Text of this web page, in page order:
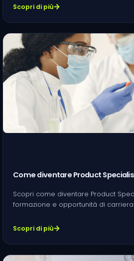
Scopri di più
Come diventare Product
Scopri come diventare Product
formazione e opportunità di
Scopri di più